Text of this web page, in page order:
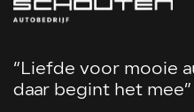
“Liefde voor mooie
daar begint het mee”